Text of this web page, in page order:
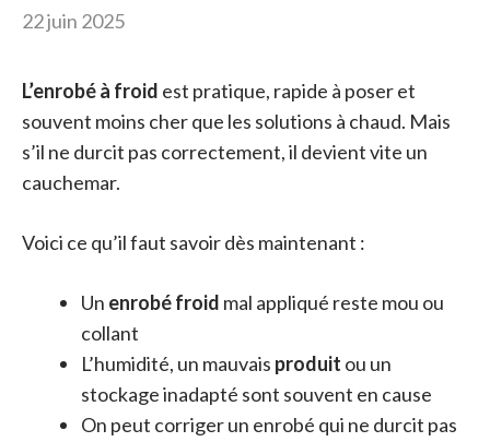
22 juin 2025
L’enrobé à froid est pratique, rapide à poser et
souvent moins cher que les solutions à chaud. Mais
s’il ne durcit pas correctement, il devient vite un
cauchemar.
Voici ce qu’il faut savoir dès maintenant :
Un enrobé froid mal appliqué reste mou ou
collant
L’humidité, un mauvais produit ou un
stockage inadapté sont souvent en cause
On peut corriger un enrobé qui ne durcit pas